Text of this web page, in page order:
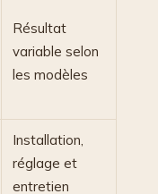
Résultat
variable selon
les modèles
Installation,
réglage et
entretien